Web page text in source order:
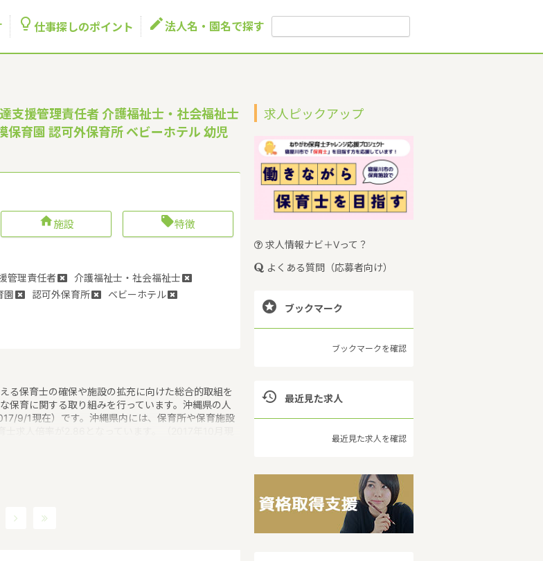
 仕事探しのポイント 法人名・園名で探す
支援管理責任者 介護福祉士・社会福祉士
育園 認可外保育所 ベビーホテル 幼児
施設 特徴
管理責任者
介護福祉士・社会福祉士
園 認可外保育所
ベビーホテル
る保育士の確保や施設の拡充に向けた総合的取組を
保育に関する取り組みを行っています。沖縄県の人
9/1現在）です。沖縄県内には、保育所や保育施設
北に約400キロと実際の面積以上に広大。沖縄の自
です。
求人ピックアップ
求人情報ナビ＋Vって？
よくある質問（応募者向け）
 ブックマーク
ブックマークを確認
 最近見た求人
最近見た求人を確認